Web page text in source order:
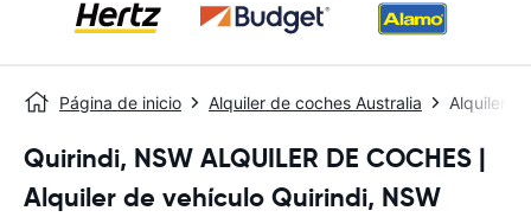
Página de inicio Alquiler de coches Australia Alquiler
Quirindi, NSW ALQUILER DE COCHES |
Alquiler de vehículo Quirindi, NSW